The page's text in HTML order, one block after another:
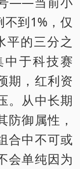
到1%，仅
平的三分之
于科技赛
期，红利资
。从中长期
防御属性，
合中不可或
会单纯因为